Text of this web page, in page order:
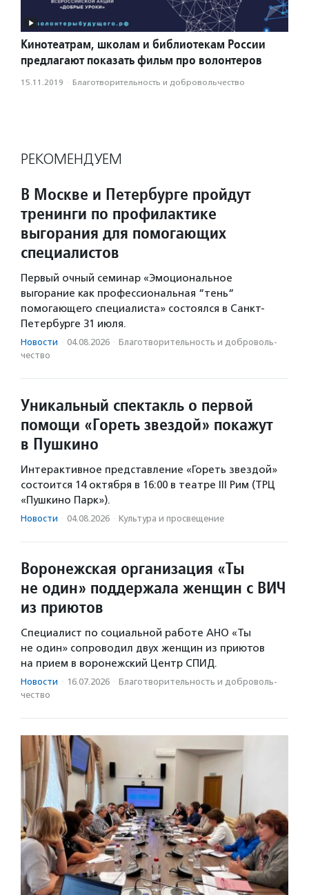
Кинотеатрам, школам и библиотекам России
предлагают показать фильм про волонтеров
15.11.2019 · Благотвори­тель­ность и доброволь­чест­во
РЕКОМЕНДУЕМ
В Москве и Петербурге пройдут
тренинги по профилактике
выгорания для помогающих
специалистов
Первый очный семинар «Эмоциональное
выгорание как профессиональная “тень“
помогающего специалиста» состоялся в Санкт-
Петербурге 31 июля.
Новости · 04.08.2026 · Благотвори­тель­ность и доброволь­
чест­во
Уникальный спектакль о первой
помощи «Гореть звездой» покажут
в Пушкино
Интерактивное представление «Гореть звездой»
состоится 14 октября в 16:00 в театре III Рим (ТРЦ
«Пушкино Парк»).
Новости · 04.08.2026 · Культура и просвещение
Воронежская организация «Ты
не один» поддержала женщин с ВИЧ
из приютов
Специалист по социальной работе АНО «Ты
не один» сопроводил двух женщин из приютов
на прием в воронежский Центр СПИД.
Новости · 16.07.2026 · Благотвори­тель­ность и доброволь­
чест­во